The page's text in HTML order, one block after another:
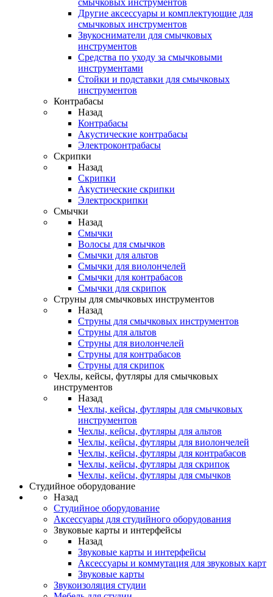
смычковых инструментов
Другие аксессуары и комплектующие для
смычковых инструментов
Звукосниматели для смычковых
инструментов
Средства по уходу за смычковыми
инструментами
Стойки и подставки для смычковых
инструментов
Контрабасы
Назад
Контрабасы
Акустические контрабасы
Электроконтрабасы
Скрипки
Назад
Скрипки
Акустические скрипки
Электроскрипки
Смычки
Назад
Смычки
Волосы для смычков
Смычки для альтов
Смычки для виолончелей
Смычки для контрабасов
Смычки для скрипок
Струны для смычковых инструментов
Назад
Струны для смычковых инструментов
Струны для альтов
Струны для виолончелей
Струны для контрабасов
Струны для скрипок
Чехлы, кейсы, футляры для смычковых
инструментов
Назад
Чехлы, кейсы, футляры для смычковых
инструментов
Чехлы, кейсы, футляры для альтов
Чехлы, кейсы, футляры для виолончелей
Чехлы, кейсы, футляры для контрабасов
Чехлы, кейсы, футляры для скрипок
Чехлы, кейсы, футляры для смычков
Студийное оборудование
Назад
Студийное оборудование
Аксессуары для студийного оборудования
Звуковые карты и интерфейсы
Назад
Звуковые карты и интерфейсы
Аксессуары и коммутация для звуковых карт
Звуковые карты
Звукоизоляция студии